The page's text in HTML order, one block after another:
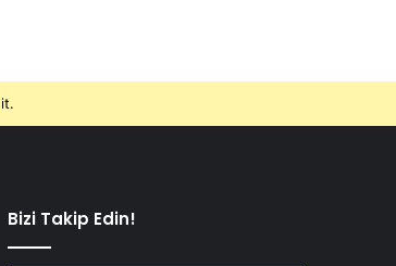
Bizi Takip Edin!